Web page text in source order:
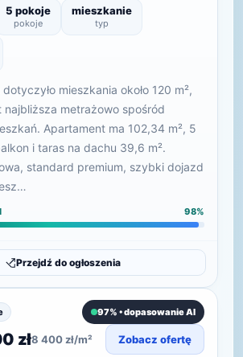
5 pokoje
pokoje
mieszkanie
typ
mieszkania około 120 m²,
metrażowo spośród
Apartament ma 102,34 m², 5
i taras na dachu 39,6 m².
standard premium, szybki dojazd
98%
Przejdź do ogłoszenia
97% • dopasowanie AI
zł8 400 zł/m² Zobacz ofertę